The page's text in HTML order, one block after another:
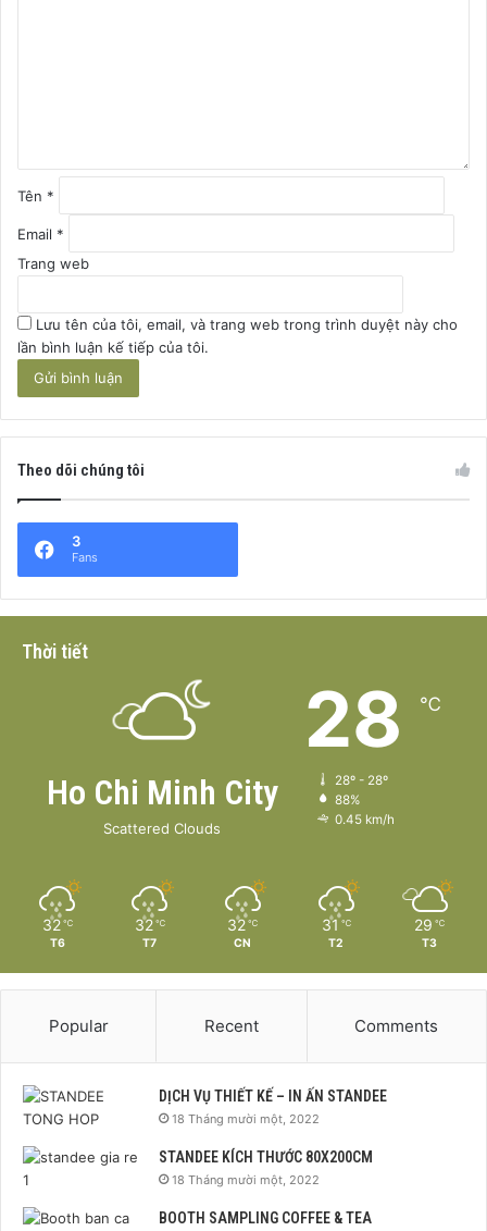
Tên *
Email *
Trang web
Lưu tên của tôi, email, và trang web trong trình duyệt này cho
lần bình luận kế tiếp của tôi.
Theo dõi chúng tôi
3
Fans
Thời tiết
Ho Chi Minh City
Scattered Clouds
28 ℃
28º - 28º
88%
0.45 km/h
32 ℃
T6
32 ℃
T7
32 ℃
CN
31 ℃
T2
29 ℃
T3
Popular Recent Comments
DỊCH VỤ THIẾT KẾ – IN ẤN STANDEE
18 Tháng mười một, 2022
STANDEE KÍCH THƯỚC 80X200CM
18 Tháng mười một, 2022
BOOTH SAMPLING COFFEE & TEA